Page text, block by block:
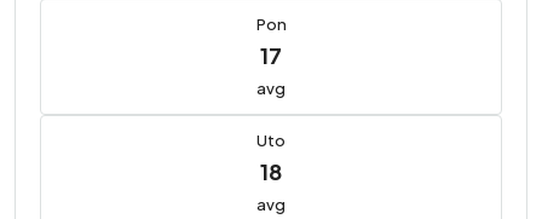
Pon
17
avg
Uto
18
avg